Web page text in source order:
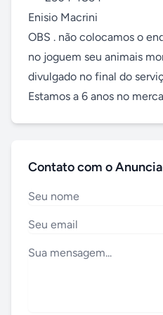
Enisio Macrini
OBS . não colocamos o
no joguem seu animais
divulgado no final do
Estamos a 6 anos no
Contato com o